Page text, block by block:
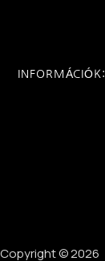
INFORMÁCIÓK:
Copyright © 2026